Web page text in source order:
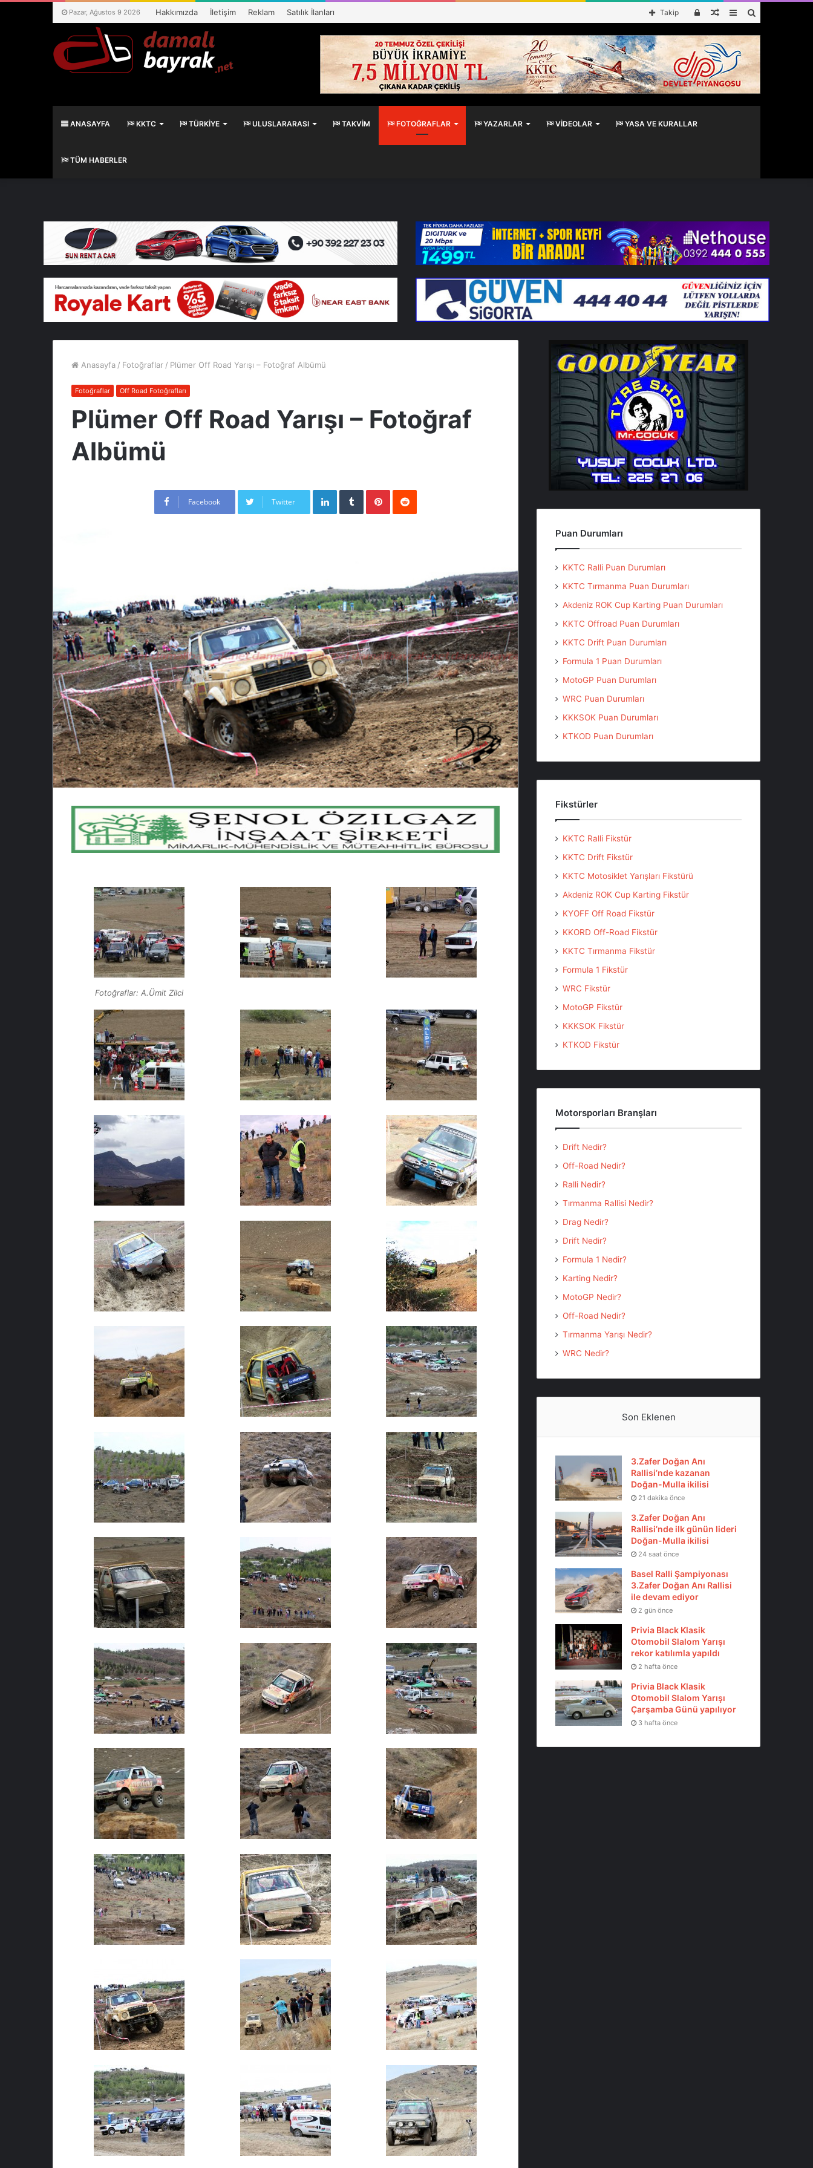
Pazar, Ağustos 9 2026 Hakkımızda İletişim Reklam Satılık İlanları
yap
...
Kenar
Bölmesi
Rastgele
Makale
Kayıt
Ol
Takip
ANASAYFA KKTC TÜRKIYE ULUSLARARASI TAKVIM FOTOĞRAFLAR YAZARLAR VIDEOLAR YASA VE KURALLAR
TÜM HABERLER
Anasayfa / Fotoğraflar / Plümer Off Road Yarışı – Fotoğraf Albümü
Fotoğraflar Off Road Fotoğrafları
Plümer Off Road Yarışı – Fotoğraf
Albümü
Facebook Twitter
LinkedInTumblrPinterestReddit
Fotoğraflar: A.Ümit Zilci
Puan Durumları
KKTC Ralli Puan Durumları
KKTC Tırmanma Puan Durumları
Akdeniz ROK Cup Karting Puan Durumları
KKTC Offroad Puan Durumları
KKTC Drift Puan Durumları
Formula 1 Puan Durumları
MotoGP Puan Durumları
WRC Puan Durumları
KKKSOK Puan Durumları
KTKOD Puan Durumları
Fikstürler
KKTC Ralli Fikstür
KKTC Drift Fikstür
KKTC Motosiklet Yarışları Fikstürü
Akdeniz ROK Cup Karting Fikstür
KYOFF Off Road Fikstür
KKORD Off-Road Fikstür
KKTC Tırmanma Fikstür
Formula 1 Fikstür
WRC Fikstür
MotoGP Fikstür
KKKSOK Fikstür
KTKOD Fikstür
Motorsporları Branşları
Drift Nedir?
Off-Road Nedir?
Ralli Nedir?
Tırmanma Rallisi Nedir?
Drag Nedir?
Drift Nedir?
Formula 1 Nedir?
Karting Nedir?
MotoGP Nedir?
Off-Road Nedir?
Tırmanma Yarışı Nedir?
WRC Nedir?
Son Eklenen
3.Zafer Doğan Anı
Rallisi’nde kazanan
Doğan-Mulla ikilisi
21 dakika önce
3.Zafer Doğan Anı
Rallisi’nde ilk günün lideri
Doğan-Mulla ikilisi
24 saat önce
Basel Ralli Şampiyonası
3.Zafer Doğan Anı Rallisi
ile devam ediyor
2 gün önce
Privia Black Klasik
Otomobil Slalom Yarışı
rekor katılımla yapıldı
2 hafta önce
Privia Black Klasik
Otomobil Slalom Yarışı
Çarşamba Günü yapılıyor
3 hafta önce